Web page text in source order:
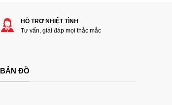
HỖ TRỢ NHIỆT TÌNH
Tư vấn, giải đáp mọi thắc mắc
BẢN ĐỒ